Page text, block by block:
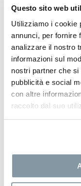
Questo sito web
Utilizziamo i cookie
annunci, per fornire
analizzare il nostro
informazioni sul
nostri partner che
pubblicità e social
con altre
raccolto dal suo